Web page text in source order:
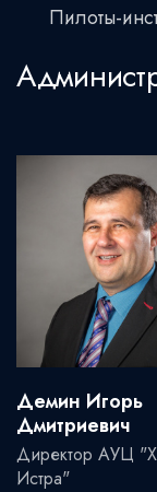
Пилоты-
Демин Игорь
Дмитриевич
Директор АУЦ
Истра"